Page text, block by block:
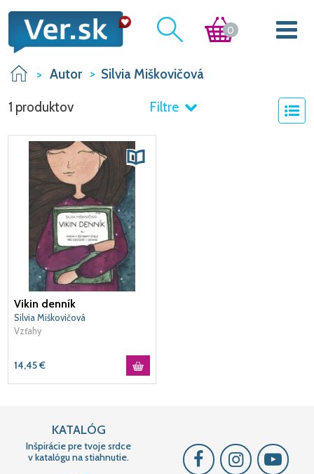
0
Autor Silvia Miškovičová
1 produktov Filtre
Vikin denník
Silvia Miškovičová
Vzťahy
14,45€
KATALÓG
Inšpirácie pre tvoje srdce
v katalógu na stiahnutie.